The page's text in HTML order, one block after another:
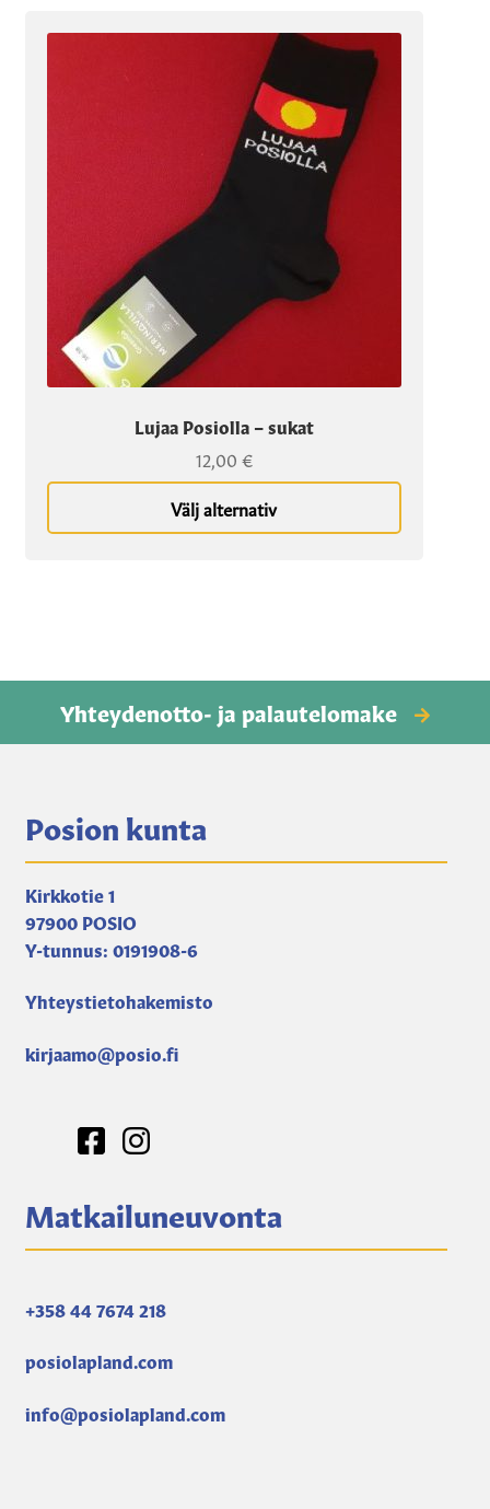
Lujaa Posiolla – sukat
12,00 €
Välj alternativ
produktsidan
Yhteydenotto- ja palautelomake
Posion kunta
Kirkkotie 1
97900 POSIO
Y-tunnus: 0191908-6
Yhteystietohakemisto
kirjaamo@posio.fi
Matkailuneuvonta
+358 44 7674 218
posiolapland.com
info@posiolapland.com